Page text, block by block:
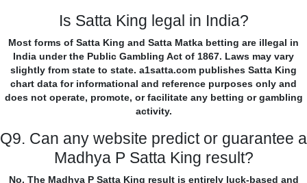
Is Satta King legal in India?
Most forms of Satta King and Satta Matka betting are illegal in
India under the Public Gambling Act of 1867. Laws may vary
slightly from state to state. a1satta.com publishes Satta King
chart data for informational and reference purposes only and
does not operate, promote, or facilitate any betting or gambling
activity.
Q9. Can any website predict or guarantee a
Madhya P Satta King result?
No. The Madhya P Satta King result is entirely luck-based and